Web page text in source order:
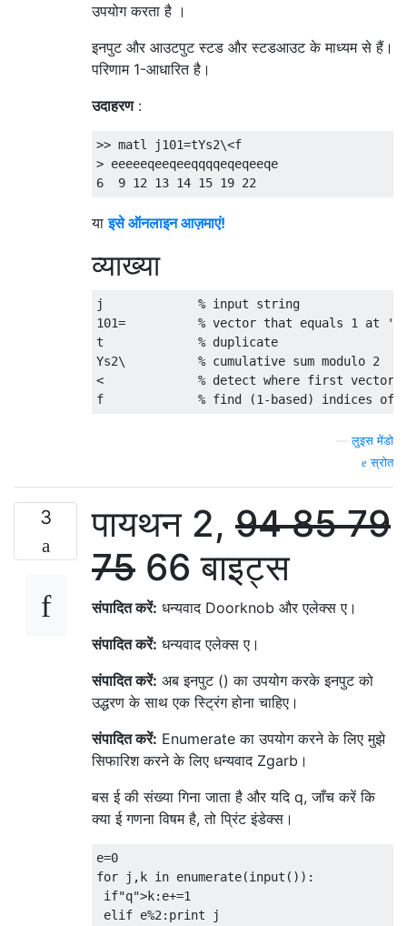
उपयोग करता है ।
इनपुट और आउटपुट स्टड और स्टडआउट के माध्यम से हैं।
परिणाम 1-आधारित है।
उदाहरण:
>> matl j101=tYs2\<f
> eeeeeqeeqeeqqqqeqeqeeqe
याइसे ऑनलाइन आज़माएं!
व्याख्या
j             % input string
101=          % vector that equals 1 at 'e'
t             % duplicate
Ys2\          % cumulative sum modulo 2
<             % detect where first vector is
—लुइस मेंडो
स्रोत
3 पायथन 2, 948579
75 66 बाइट्स
संपादित करें: धन्यवाद Doorknob और एलेक्स ए।
संपादित करें: धन्यवाद एलेक्स ए।
संपादित करें: अब इनपुट () का उपयोग करके इनपुट को
उद्धरण के साथ एक स्ट्रिंग होना चाहिए।
संपादित करें: Enumerate का उपयोग करने के लिए मुझे
सिफारिश करने के लिए धन्यवाद Zgarb।
बस ई की संख्या गिना जाता है और यदि q, जाँच करें कि
क्या ई गणना विषम है, तो प्रिंट इंडेक्स।
e=0
for j,k in enumerate(input()):
if"q">k:e+=1